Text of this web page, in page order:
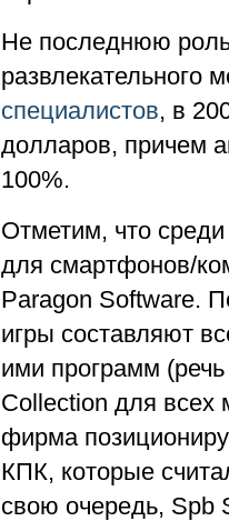
Не последнюю
развлекательного
специалистов, в
долларов, причем
100%.
Отметим, что
для смартфонов/
Paragon Software.
игры составляют
ими программ
Collection для всех
фирма
КПК, которые
свою очередь, Spb